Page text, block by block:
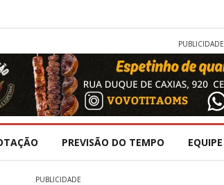
PUBLICIDADE
PREVISÃO DO TEMPO EQUIPE
PUBLICIDADE